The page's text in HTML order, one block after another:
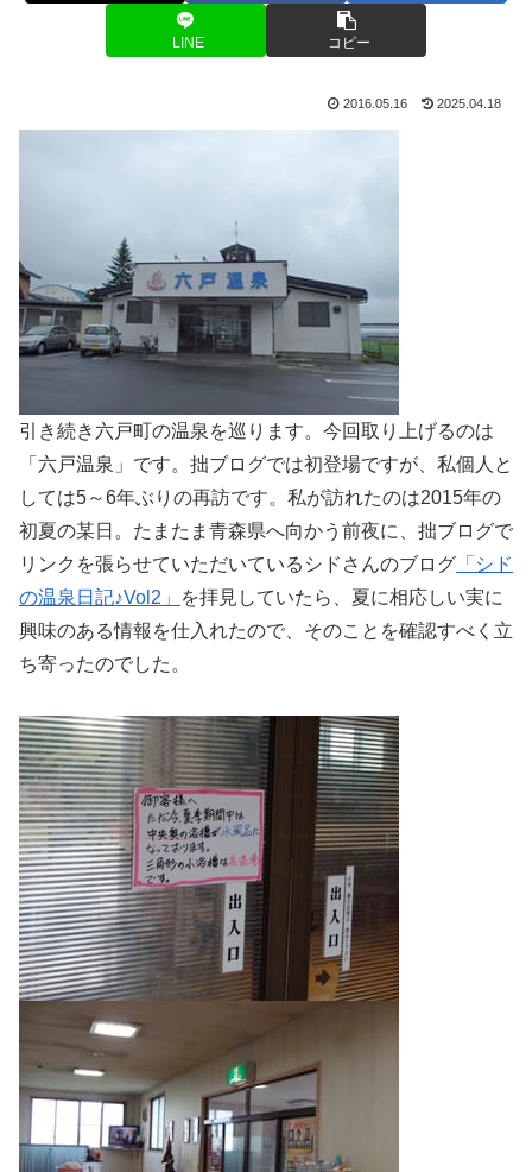
LINE コピー
2016.05.16 2025.04.18
引き続き六戸町の温泉を巡ります。今回取り上げるのは
「六戸温泉」です。拙ブログでは初登場ですが、私個人と
しては5～6年ぶりの再訪です。私が訪れたのは2015年の
初夏の某日。たまたま青森県へ向かう前夜に、拙ブログで
リンクを張らせていただいているシドさんのブログ 「シド
の温泉日記♪Vol2」
を拝見していたら、夏に相応しい実に
興味のある情報を仕入れたので、そのことを確認すべく立
ち寄ったのでした。